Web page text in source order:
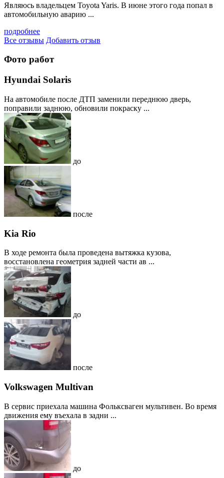
Являюсь владельцем Toyota Yaris. В июне этого года попал в
автомобильную аварию ...
подробнее
Все отзывы Добавить отзыв
Фото работ
Hyundai Solaris
На автомобиле после ДТП заменили переднюю дверь,
поправили заднюю, обновили покраску ...
до
после
Kia Rio
В ходе ремонта была проведена вытяжка кузова,
восстановлена геометрия задней части ав ...
до
после
Volkswagen Multivan
В сервис приехала машина Фольксваген мультивен. Во время
движения ему въехала в задни ...
до